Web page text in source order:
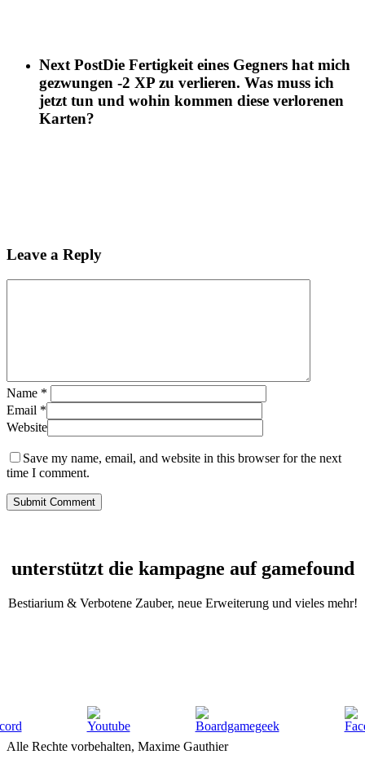
Next PostDie Fertigkeit eines Gegners hat mich
gezwungen -2 XP zu verlieren. Was muss ich
jetzt tun und wohin kommen diese verlorenen
Karten?
Leave a Reply
Name *
Email *
Website
Save my name, email, and website in this browser for the next
time I comment.
unterstützt die kampagne auf gamefound
Bestiarium & Verbotene Zauber, neue Erweiterung und vieles mehr!
Alle Rechte vorbehalten, Maxime Gauthier